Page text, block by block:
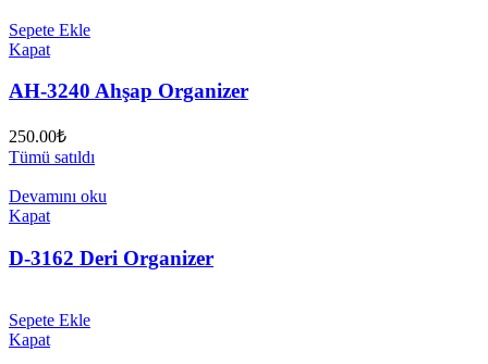
Sepete Ekle
Kapat
AH-3240 Ahşap Organizer
250.00₺
Tümü satıldı
Devamını oku
Kapat
D-3162 Deri Organizer
Sepete Ekle
Kapat